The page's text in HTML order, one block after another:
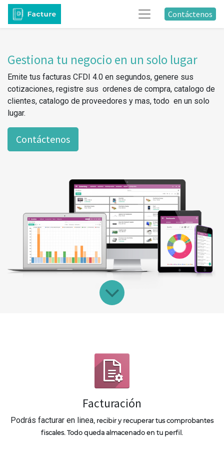
Contáctenos
Gestiona tu negocio en un solo lugar
Emite tus facturas CFDI 4.0 en segundos, genere sus
cotizaciones, registre sus ordenes de compra, catalogo de
clientes, catalogo de proveedores y mas, todo en un solo
lugar.
Contáctenos
Facturación
Podrás facturar en linea, recibir y recuperar tus comprobantes
fiscales. Todo queda almacenado en tu perfil.